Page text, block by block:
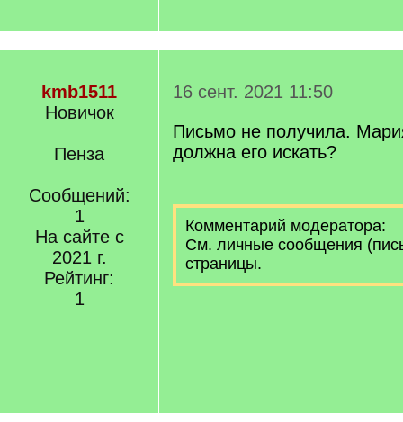
kmb1511
Новичок
Пенза
Сообщений:
1
На сайте с
2021 г.
Рейтинг:
1
16 сент. 2021 11:50
Письмо не получила.
должна его искать?
Комментарий модератора:
См. личные сообщения
страницы.